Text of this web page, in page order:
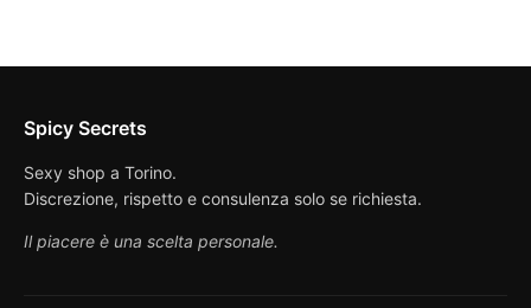
Spicy Secrets
Sexy shop a Torino.
Discrezione, rispetto e consulenza solo se richiesta.
Il piacere è una scelta personale.